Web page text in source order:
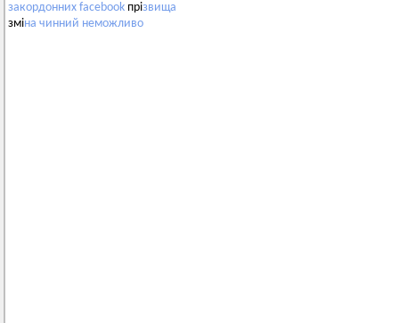
закордонних facebook прізвища
зміна чинний неможливо